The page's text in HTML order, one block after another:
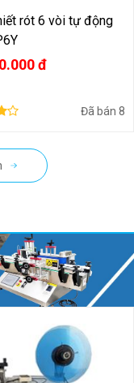
rót 6 vòi tự động
đ
Đã bán 8